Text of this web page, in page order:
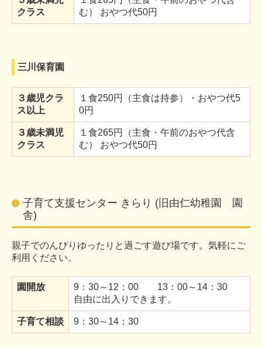
クラス
む） おやつ代50円
三川保育園
３歳児クラ
ス以上
１食250円（主食は持参）・おやつ代5
0円
３歳未満児
クラス
１食265円（主食・午前のおやつ代含
む） おやつ代50円
子育て支援センター きらり (旧由仁幼稚園 園
舎)
親子でのんびりゆったりと過ごす遊び場です。気軽にご
利用ください。
園開放
9：30～12：00 13：00～14：30
自由に出入りできます。
子育て相談 9：30～14：30